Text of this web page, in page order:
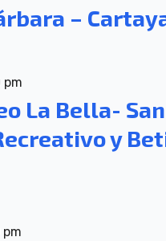
–
pm
La Bella- San
y
pm